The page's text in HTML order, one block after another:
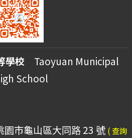
學校 Taoyuan Municipal
School
市龜山區大同路 23 號 ( 查詢